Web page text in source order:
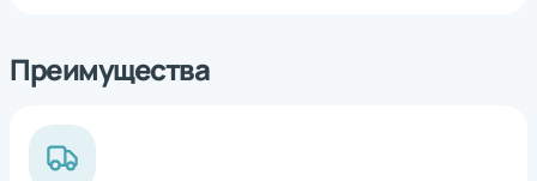
Преимущества